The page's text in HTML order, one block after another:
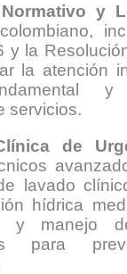
y
y la
la atención
servicios.
de
lavado
hídrica
y manejo
para